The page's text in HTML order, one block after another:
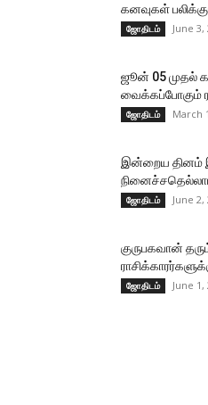
கனவுகள்
ஜோதிடம் June 3,
ஜூன் 05 முதல்
வைக்கப்போகும்
ஜோதிடம் March
இன்றைய தினம்
ஜோதிடம் June 2,
குருபகவான்
ஜோதிடம் June 1,